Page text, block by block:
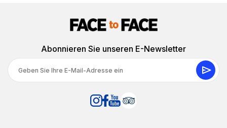
Abonnieren Sie unseren E-Newsletter